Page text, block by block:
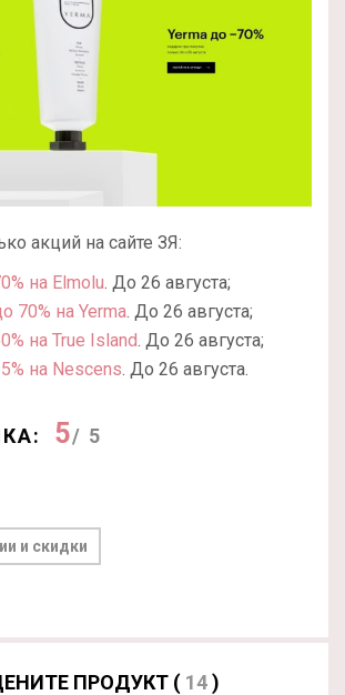
акций на сайте ЗЯ:
на Elmolu. До 26 августа;
70% на Yerma. До 26 августа;
на True Island. До 26 августа;
на Nescens. До 26 августа.
5/ 5
и скидки
ПРОДУКТ ( 14)